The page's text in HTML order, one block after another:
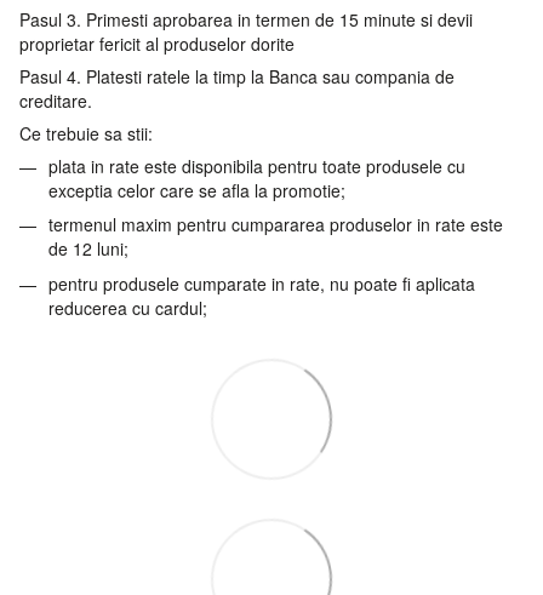
Pasul 3. Primesti aprobarea in termen de 15 minute si devii
proprietar fericit al produselor dorite
Pasul 4. Platesti ratele la timp la Banca sau compania de
creditare.
Ce trebuie sa stii:
plata in rate este disponibila pentru toate produsele cu
exceptia celor care se afla la promotie;
termenul maxim pentru cumpararea produselor in rate este
de 12 luni;
pentru produsele cumparate in rate, nu poate fi aplicata
reducerea cu cardul;